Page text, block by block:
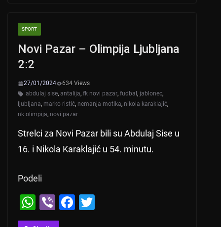
A
p
p
o
SPORT
Novi Pazar – Olimpija Ljubljana
2:2
27/01/2024
634 Views
abdulaj sise, antalija, fk novi pazar, fudbal , jablonec,
ljubljana, marko ristić, nemanja motika, nikola karaklajić,
nk olimpija, novi pazar
Strelci za Novi Pazar bili su Abdulaj Sise u
16. i Nikola Karaklajić u 54. minutu.
Podeli
W
h
Vi
b
F